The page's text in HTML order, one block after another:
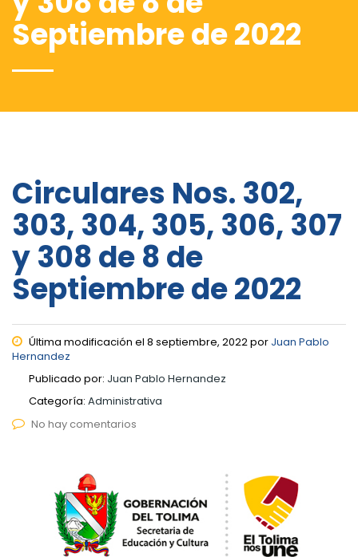
Septiembre de 2022
Circulares Nos. 302,
303, 304, 305, 306, 307
y 308 de 8 de
Septiembre de 2022
Última modificación el 8 septiembre, 2022 por Juan Pablo
Hernandez
Publicado por: Juan Pablo Hernandez
Categoría: Administrativa
No hay comentarios